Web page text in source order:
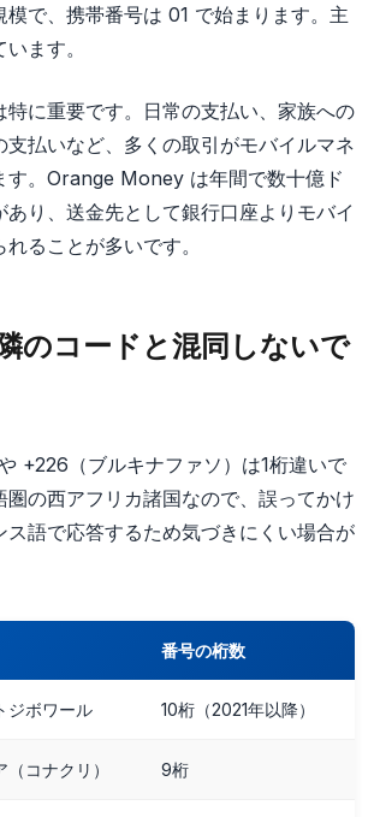
模で、携帯番号は 01 で始まります。主
ます。
特に重要です。日常の支払い、家族への
支払いなど、多くの取引がモバイルマネ
す。Orange Money は年間で数十億ド
あり、送金先として銀行口座よりモバイ
ることが多いです。
のコードと混同しないで
+226（ブルキナファソ）は1桁違いで
圏の西アフリカ諸国なので、誤ってかけ
ス語で応答するため気づきにくい場合が
番号の桁数
ジボワール 10桁（2021年以降）
（コナクリ） 9桁